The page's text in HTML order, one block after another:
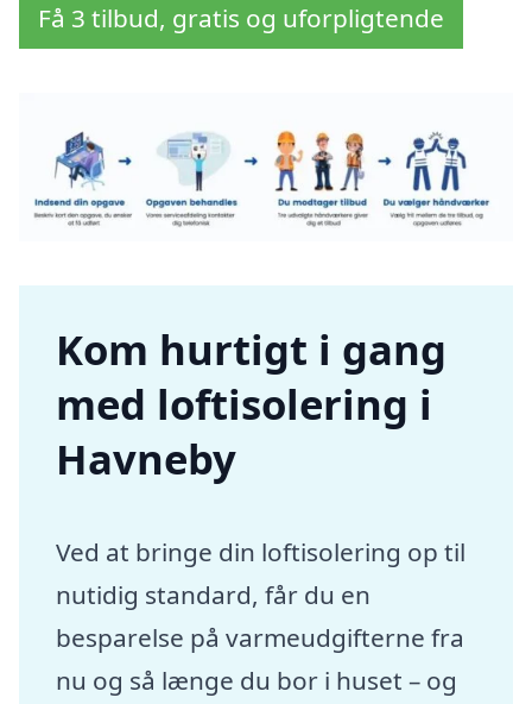
Få 3 tilbud, gratis og uforpligtende
Kom hurtigt i gang
med loftisolering i
Havneby
Ved at bringe din loftisolering op til
nutidig standard, får du en
besparelse på varmeudgifterne fra
nu og så længe du bor i huset – og